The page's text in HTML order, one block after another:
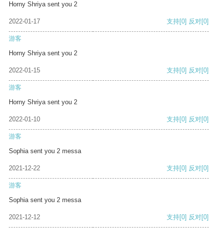
Horny Shriya sent you 2
2022-01-17 支持[0] 反对[0]
游客
Horny Shriya sent you 2
2022-01-15 支持[0] 反对[0]
游客
Horny Shriya sent you 2
2022-01-10 支持[0] 反对[0]
游客
Sophia sent you 2 messa
2021-12-22 支持[0] 反对[0]
游客
Sophia sent you 2 messa
2021-12-12 支持[0] 反对[0]